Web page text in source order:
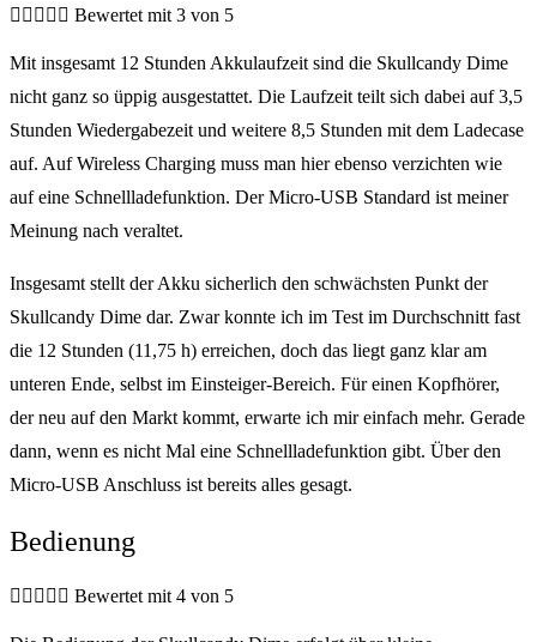
     Bewertet mit 3 von 5
Mit insgesamt 12 Stunden Akkulaufzeit sind die Skullcandy Dime
nicht ganz so üppig ausgestattet. Die Laufzeit teilt sich dabei auf 3,5
Stunden Wiedergabezeit und weitere 8,5 Stunden mit dem Ladecase
auf. Auf Wireless Charging muss man hier ebenso verzichten wie
auf eine Schnellladefunktion. Der Micro-USB Standard ist meiner
Meinung nach veraltet.
Insgesamt stellt der Akku sicherlich den schwächsten Punkt der
Skullcandy Dime dar. Zwar konnte ich im Test im Durchschnitt fast
die 12 Stunden (11,75 h) erreichen, doch das liegt ganz klar am
unteren Ende, selbst im Einsteiger-Bereich. Für einen Kopfhörer,
der neu auf den Markt kommt, erwarte ich mir einfach mehr. Gerade
dann, wenn es nicht Mal eine Schnellladefunktion gibt. Über den
Micro-USB Anschluss ist bereits alles gesagt.
Bedienung
     Bewertet mit 4 von 5